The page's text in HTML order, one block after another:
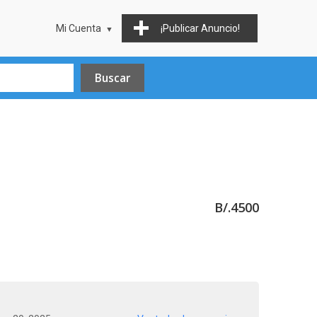
¡Publicar Anuncio!
Mi Cuenta
B/.4500